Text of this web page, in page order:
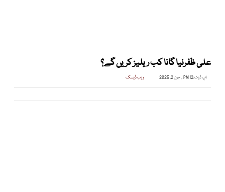
علی ظفرنیا گانا کب ریلیز کریں گے؟
اپ ڈیٹ:12 PM , جون 2, 2025 ویب ڈیسک